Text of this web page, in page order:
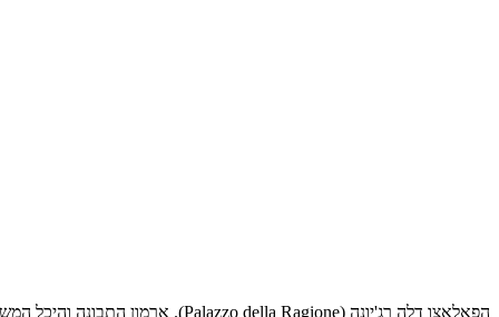
הפאלאצו דלה רג'יונה (Palazzo della Ragione). ארמון התבונה והיכל המשפט